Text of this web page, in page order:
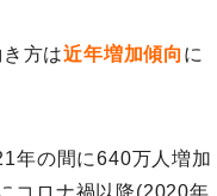
方は近年増加傾向 に
年の間に640万人増加